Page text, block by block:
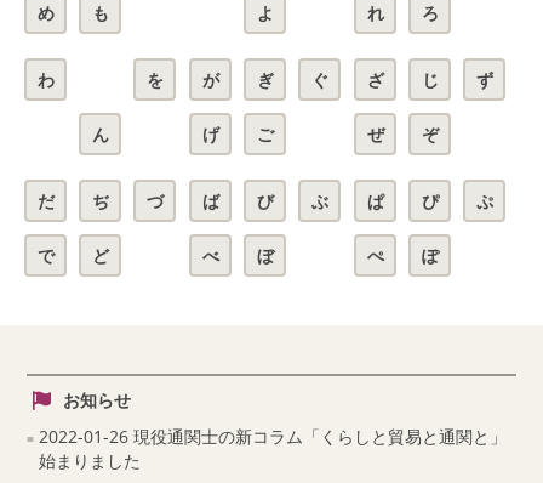
め も よ れ ろ
わ を
ん
が ぎ ぐ
げ ご
ざ じ ず
ぜ ぞ
だ ぢ づ
で ど
ば び ぶ
べ ぼ
ぱ ぴ ぷ
ぺ ぽ
お知らせ
2022-01-26 現役通関士の新コラム「くらしと貿易と通関と」
始まりました